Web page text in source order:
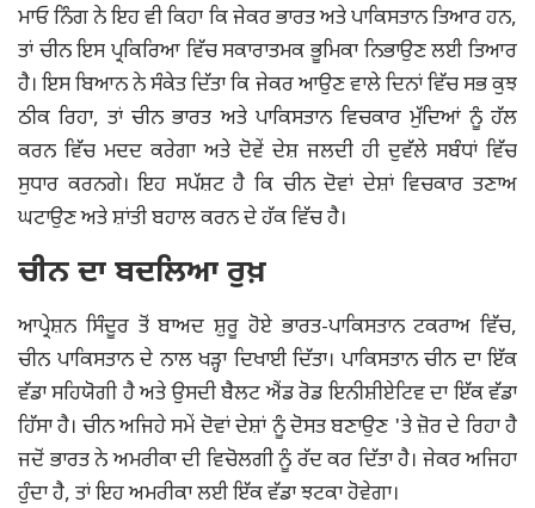
ਮਾਓ ਨਿੰਗ ਨੇ ਇਹ ਵੀ ਕਿਹਾ ਕਿ ਜੇਕਰ ਭਾਰਤ ਅਤੇ ਪਾਕਿਸਤਾਨ ਤਿਆਰ ਹਨ,
ਤਾਂ ਚੀਨ ਇਸ ਪ੍ਰਕਿਰਿਆ ਵਿੱਚ ਸਕਾਰਾਤਮਕ ਭੂਮਿਕਾ ਨਿਭਾਉਣ ਲਈ ਤਿਆਰ
ਹੈ। ਇਸ ਬਿਆਨ ਨੇ ਸੰਕੇਤ ਦਿੱਤਾ ਕਿ ਜੇਕਰ ਆਉਣ ਵਾਲੇ ਦਿਨਾਂ ਵਿੱਚ ਸਭ ਕੁਝ
ਠੀਕ ਰਿਹਾ, ਤਾਂ ਚੀਨ ਭਾਰਤ ਅਤੇ ਪਾਕਿਸਤਾਨ ਵਿਚਕਾਰ ਮੁੱਦਿਆਂ ਨੂੰ ਹੱਲ
ਕਰਨ ਵਿੱਚ ਮਦਦ ਕਰੇਗਾ ਅਤੇ ਦੋਵੇਂ ਦੇਸ਼ ਜਲਦੀ ਹੀ ਦੁਵੱਲੇ ਸਬੰਧਾਂ ਵਿੱਚ
ਸੁਧਾਰ ਕਰਨਗੇ। ਇਹ ਸਪੱਸ਼ਟ ਹੈ ਕਿ ਚੀਨ ਦੋਵਾਂ ਦੇਸ਼ਾਂ ਵਿਚਕਾਰ ਤਣਾਅ
ਘਟਾਉਣ ਅਤੇ ਸ਼ਾਂਤੀ ਬਹਾਲ ਕਰਨ ਦੇ ਹੱਕ ਵਿੱਚ ਹੈ।
ਚੀਨ ਦਾ ਬਦਲਿਆ ਰੁਖ਼
ਆਪ੍ਰੇਸ਼ਨ ਸਿੰਦੂਰ ਤੋਂ ਬਾਅਦ ਸ਼ੁਰੂ ਹੋਏ ਭਾਰਤ-ਪਾਕਿਸਤਾਨ ਟਕਰਾਅ ਵਿੱਚ,
ਚੀਨ ਪਾਕਿਸਤਾਨ ਦੇ ਨਾਲ ਖੜ੍ਹਾ ਦਿਖਾਈ ਦਿੱਤਾ। ਪਾਕਿਸਤਾਨ ਚੀਨ ਦਾ ਇੱਕ
ਵੱਡਾ ਸਹਿਯੋਗੀ ਹੈ ਅਤੇ ਉਸਦੀ ਬੈਲਟ ਐਂਡ ਰੋਡ ਇਨੀਸ਼ੀਏਟਿਵ ਦਾ ਇੱਕ ਵੱਡਾ
ਹਿੱਸਾ ਹੈ। ਚੀਨ ਅਜਿਹੇ ਸਮੇਂ ਦੋਵਾਂ ਦੇਸ਼ਾਂ ਨੂੰ ਦੋਸਤ ਬਣਾਉਣ 'ਤੇ ਜ਼ੋਰ ਦੇ ਰਿਹਾ ਹੈ
ਜਦੋਂ ਭਾਰਤ ਨੇ ਅਮਰੀਕਾ ਦੀ ਵਿਚੋਲਗੀ ਨੂੰ ਰੱਦ ਕਰ ਦਿੱਤਾ ਹੈ। ਜੇਕਰ ਅਜਿਹਾ
ਹੁੰਦਾ ਹੈ, ਤਾਂ ਇਹ ਅਮਰੀਕਾ ਲਈ ਇੱਕ ਵੱਡਾ ਝਟਕਾ ਹੋਵੇਗਾ।